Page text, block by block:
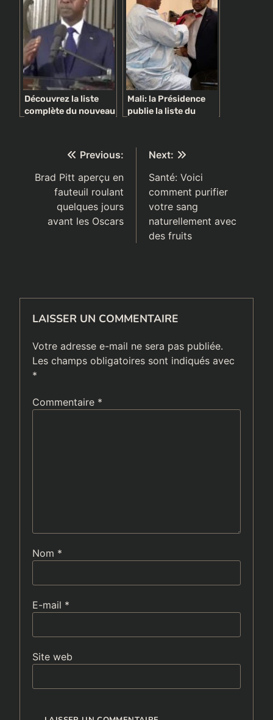
rideau
Découvrez la liste
complète du nouveau
Mali: la Présidence
publie la liste du
hérite aussi du
ministère des
Finances
Navigation
de
l’article
Previous:
Brad Pitt aperçu en
fauteuil roulant
quelques jours
avant les Oscars
Next:
Santé: Voici
comment purifier
votre sang
naturellement avec
des fruits
LAISSER UN COMMENTAIRE
Votre adresse e-mail ne sera pas publiée.
Les champs obligatoires sont indiqués avec
*
Commentaire *
Nom *
E-mail *
Site web